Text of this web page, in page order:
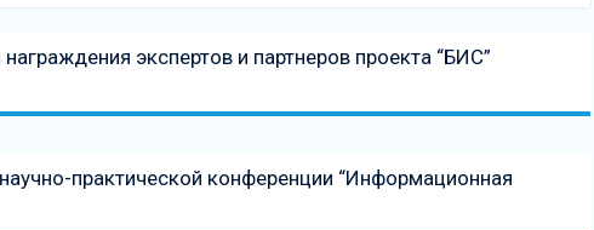
экспертов и партнеров проекта “БИС”
практической конференции “Информационная